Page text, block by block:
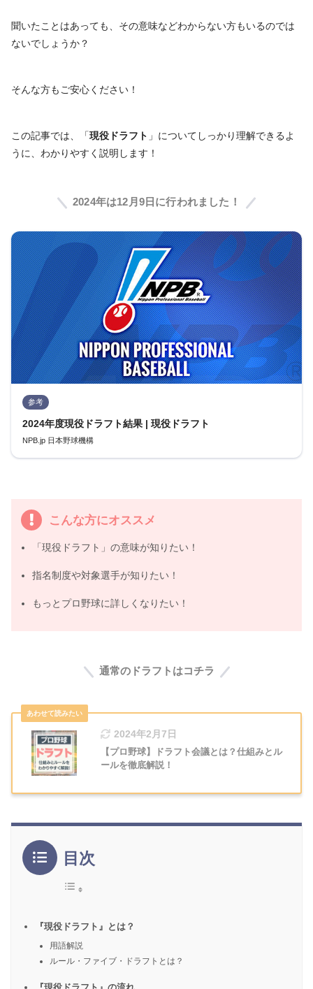
聞いたことはあっても、その意味などわからない方もいるのでは
ないでしょうか？
そんな方もご安心ください！
この記事では、「 現役ドラフト 」についてしっかり理解できるよ
うに、わかりやすく説明します！
2024年は12月9日に行われました！
参考
2024年度現役ドラフト結果 | 現役ドラフト
NPB.jp 日本野球機構
こんな方にオススメ
「現役ドラフト」の意味が知りたい！
指名制度や対象選手が知りたい！
もっとプロ野球に詳しくなりたい！
通常のドラフトはコチラ
2024年2月7日
【プロ野球】ドラフト会議とは？仕組みとル
ールを徹底解説！
目次
『現役ドラフト』とは？
用語解説
ルール・ファイブ・ドラフトとは？